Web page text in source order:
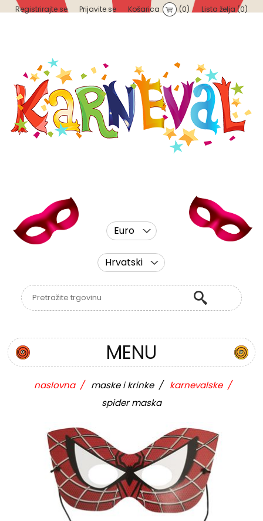
Registrirajte se Prijavite se Košarica (0) Lista želja (0)
Euro
Hrvatski
MENU
naslovna / maske i krinke / karnevalske /
spider maska